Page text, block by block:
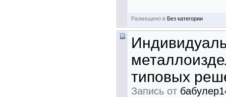
Размещено в Без категории
типовых
Запись от